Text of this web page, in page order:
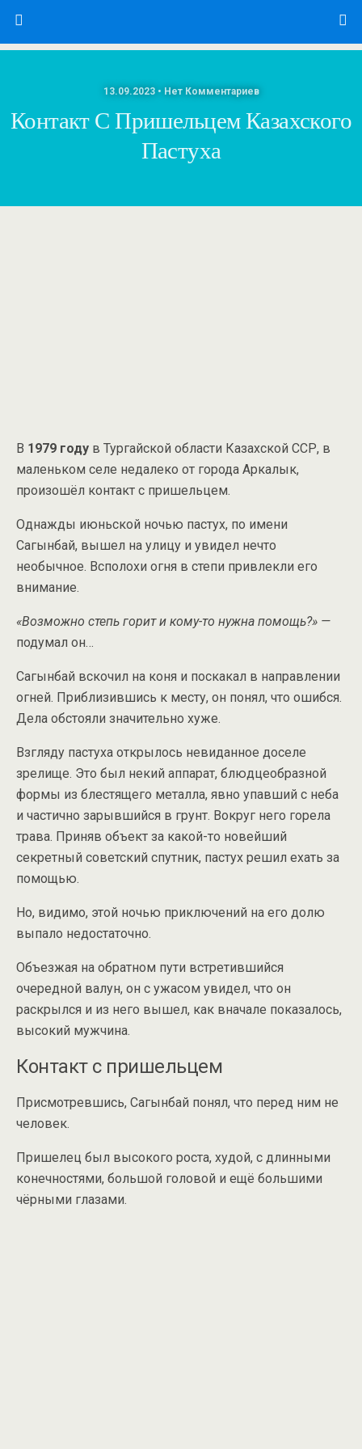
13.09.2023 • Нет Комментариев
Контакт С Пришельцем Казахского
Пастуха
В 1979 году в Тургайской области Казахской ССР, в
маленьком селе недалеко от города Аркалык,
произошёл контакт с пришельцем.
Однажды июньской ночью пастух, по имени
Сагынбай, вышел на улицу и увидел нечто
необычное. Всполохи огня в степи привлекли его
внимание.
«Возможно степь горит и кому-то нужна помощь?» —
подумал он…
Сагынбай вскочил на коня и поскакал в направлении
огней. Приблизившись к месту, он понял, что ошибся.
Дела обстояли значительно хуже.
Взгляду пастуха открылось невиданное доселе
зрелище. Это был некий аппарат, блюдцеобразной
формы из блестящего металла, явно упавший с неба
и частично зарывшийся в грунт. Вокруг него горела
трава. Приняв объект за какой-то новейший
секретный советский спутник, пастух решил ехать за
помощью.
Но, видимо, этой ночью приключений на его долю
выпало недостаточно.
Объезжая на обратном пути встретившийся
очередной валун, он с ужасом увидел, что он
раскрылся и из него вышел, как вначале показалось,
высокий мужчина.
Контакт с пришельцем
Присмотревшись, Сагынбай понял, что перед ним не
человек.
Пришелец был высокого роста, худой, с длинными
конечностями, большой головой и ещё большими
чёрными глазами.